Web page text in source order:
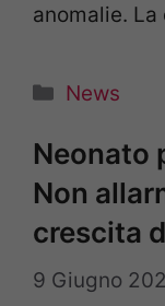
anomalie.
Categorie
News
Neonato
Non
crescita
9 Giugno